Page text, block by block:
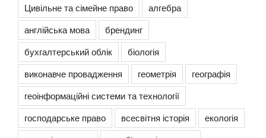
Цивільне та сімейне право
алгебра
англійська мова
брендинг
бухгалтерський облік
біологія
виконавче провадження
геометрія
географія
геоінформаційні системи та технології
господарське право
всесвітня історія
екологія